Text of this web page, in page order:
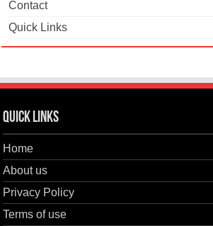
Contact
Quick Links
Quick Links
Home
About us
Privacy Policy
Terms of use